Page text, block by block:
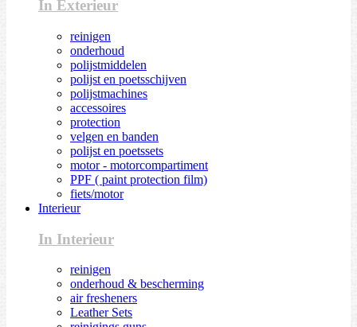
In Exterieur
reinigen
onderhoud
polijstmiddelen
polijst en poetsschijven
polijstmachines
accessoires
protection
velgen en banden
polijst en poetssets
motor - motorcompartiment
PPF ( paint protection film)
fiets/motor
Interieur
In Interieur
reinigen
onderhoud & bescherming
air fresheners
Leather Sets